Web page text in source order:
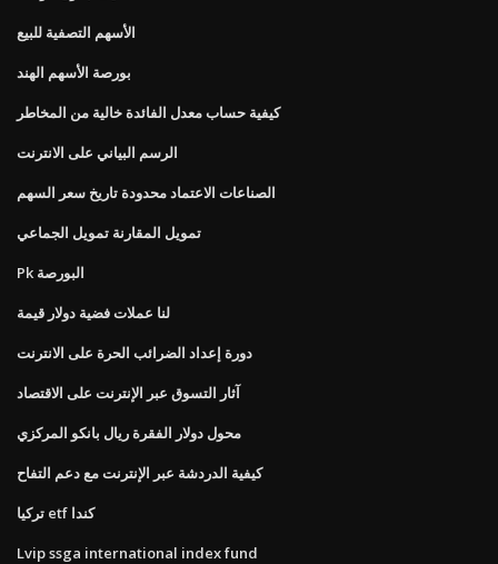
الأسهم التصفية للبيع
بورصة الأسهم الهند
كيفية حساب معدل الفائدة خالية من المخاطر
الرسم البياني على الانترنت
الصناعات الاعتماد محدودة تاريخ سعر السهم
تمويل المقارنة تمويل الجماعي
Pk البورصة
لنا عملات فضية دولار قيمة
دورة إعداد الضرائب الحرة على الانترنت
آثار التسوق عبر الإنترنت على الاقتصاد
محول دولار الفقرة ريال بانكو المركزي
كيفية الدردشة عبر الإنترنت مع دعم التفاح
تركيا etf كندا
Lvip ssga international index fund